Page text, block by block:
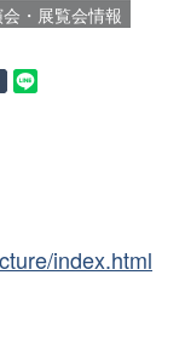
・展覧会情報
index.html